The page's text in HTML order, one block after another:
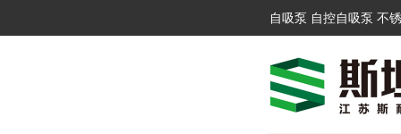
自吸泵 自控自吸泵 不